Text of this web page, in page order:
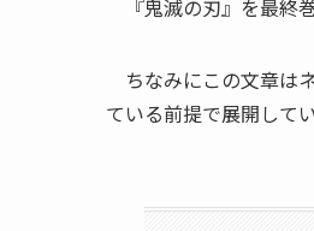
『鬼滅の刃』を最終
ちなみにこの文章は
ている前提で展開して